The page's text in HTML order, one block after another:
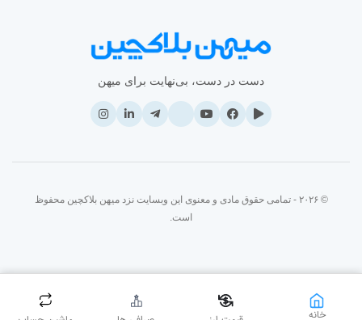
خانه
دست در دست، بی‌نهایت برای میهن
© ۲۰۲۶ - تمامی حقوق مادی و معنوی این وبسایت نزد میهن بلاکچین محفوظ
است.